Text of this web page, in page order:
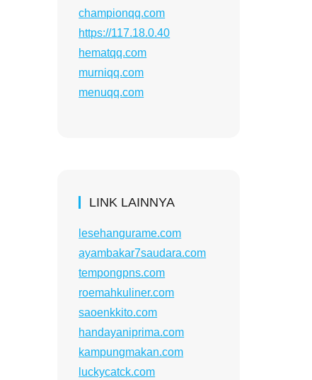
championqq.com
https://117.18.0.40
hematqq.com
murniqq.com
menuqq.com
LINK LAINNYA
lesehangurame.com
ayambakar7saudara.com
tempongpns.com
roemahkuliner.com
saoenkkito.com
handayaniprima.com
kampungmakan.com
luckycatck.com